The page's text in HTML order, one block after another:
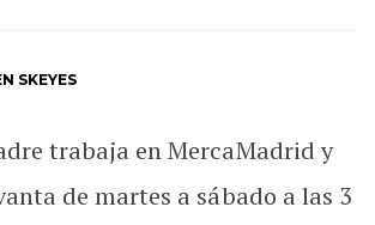
SKEYES
trabaja en MercaMadrid y
de martes a sábado a las 3